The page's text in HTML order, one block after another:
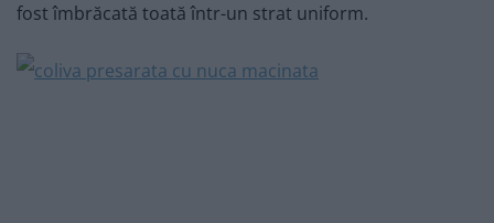
fost îmbrăcată toată într-un strat uniform.